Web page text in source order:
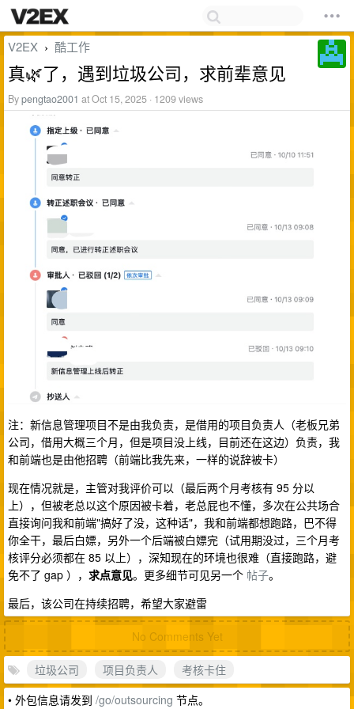
V2EX › 酷工作
真🌿了，遇到垃圾公司，求前辈意见
Bypengtao2001 at Oct 15, 2025 · 1209 views
注：新信息管理项目不是由我负责，是借用的项目负责人（老板兄弟
公司，借用大概三个月，但是项目没上线，目前还在这边）负责，我
和前端也是由他招聘（前端比我先来，一样的说辞被卡）
现在情况就是，主管对我评价可以（最后两个月考核有 95 分以
上），但被老总以这个原因被卡着，老总屁也不懂，多次在公共场合
直接询问我和前端"搞好了没，这种话"，我和前端都想跑路，巴不得
你全干，最后白嫖，另外一个后端被白嫖完（试用期没过，三个月考
核评分必须都在 85 以上），深知现在的环境也很难（直接跑路，避
免不了 gap ）， 求点意见。更多细节可见另一个 帖子。
最后，该公司在持续招聘，希望大家避雷
No Comments Yet
垃圾公司 项目负责人
考核卡住
• 外包信息请发到 /go/outsourcing 节点。